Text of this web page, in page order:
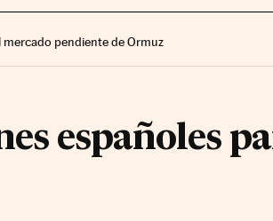
mercado pendiente de Ormuz
españoles